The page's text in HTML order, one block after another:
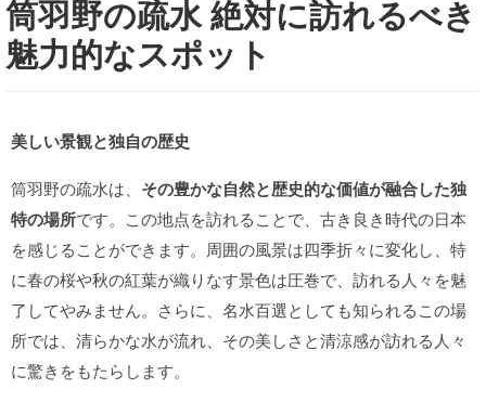
筒羽野の疏水 絶対に訪れるべき
魅力的なスポット
美しい景観と独自の歴史
筒羽野の疏水は、 その豊かな自然と歴史的な価値が融合した独
特の場所です。この地点を訪れることで、古き良き時代の日本
を感じることができます。周囲の風景は四季折々に変化し、特
に春の桜や秋の紅葉が織りなす景色は圧巻で、訪れる人々を魅
了してやみません。さらに、名水百選としても知られるこの場
所では、清らかな水が流れ、その美しさと清涼感が訪れる人々
に驚きをもたらします。